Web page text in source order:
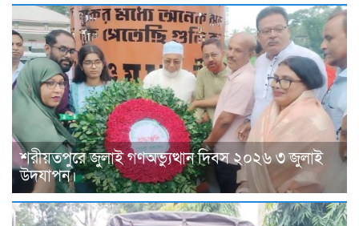
শরীয়তপুরে জুলাই গণঅভ্যুত্থান দিবস ২০২৬ ৩ জুলাই
উদযাপন।